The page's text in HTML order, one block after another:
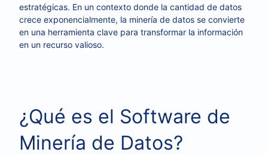
estratégicas. En un contexto donde la cantidad de datos
crece exponencialmente, la minería de datos se convierte
en una herramienta clave para transformar la información
en un recurso valioso.
¿Qué es el Software de
Minería de Datos?